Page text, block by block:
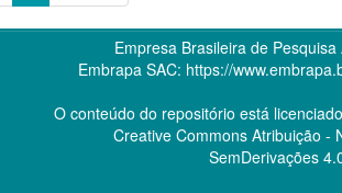
Empresa Brasileira de
Embrapa SAC: https://
O conteúdo do repositório está
Creative CommonsAtribuição -
SemDerivações